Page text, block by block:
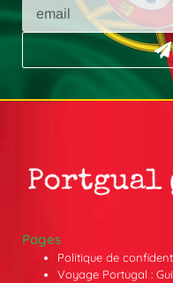
Pages
Politique de
Voyage Portugal :